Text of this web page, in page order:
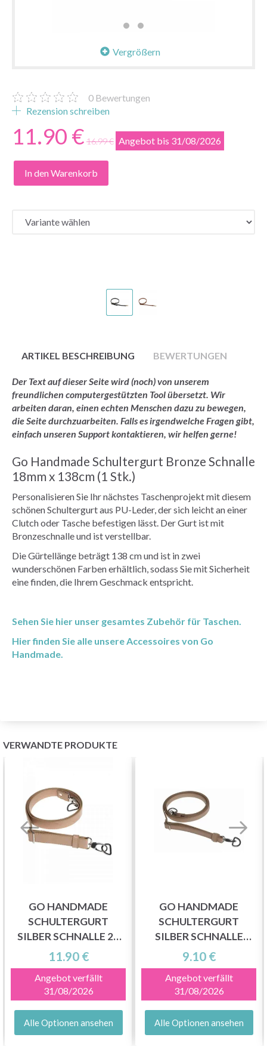
Vergrößern
0 Bewertungen
Rezension schreiben
11.90 € 16.99 € Angebot bis 31/08/2026
In den Warenkorb
ARTIKEL BESCHREIBUNG BEWERTUNGEN
Der Text auf dieser Seite wird (noch) von unserem
freundlichen computergestützten Tool übersetzt. Wir
arbeiten daran, einen echten Menschen dazu zu bewegen,
die Seite durchzuarbeiten. Falls es irgendwelche Fragen gibt,
einfach unseren Support kontaktieren, wir helfen gerne!
Go Handmade Schultergurt Bronze Schnalle
18mm x 138cm (1 Stk.)
Personalisieren Sie Ihr nächstes Taschenprojekt mit diesem
schönen Schultergurt aus PU-Leder, der sich leicht an einer
Clutch oder Tasche befestigen lässt. Der Gurt ist mit
Bronzeschnalle und ist verstellbar.
Die Gürtellänge beträgt 138 cm und ist in zwei
wunderschönen Farben erhältlich, sodass Sie mit Sicherheit
eine finden, die Ihrem Geschmack entspricht.
Sehen Sie hier unser gesamtes Zubehör für Taschen.
Hier finden Sie alle unsere Accessoires von Go
Handmade.
VERWANDTE PRODUKTE
GO HANDMADE
SCHULTERGURT
SILBER SCHNALLE 25
MM X 140 CM (1
STÜCK)
11.90 €
Angebot verfällt
31/08/2026
Alle Optionen ansehen
GO HANDMADE
SCHULTERGURT
SILBER SCHNALLE
12MM X 130CM (1 STK.)
9.10 €
Angebot verfällt
31/08/2026
Alle Optionen ansehen